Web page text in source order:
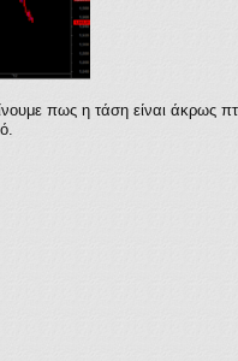
πως η τάση είναι άκρως